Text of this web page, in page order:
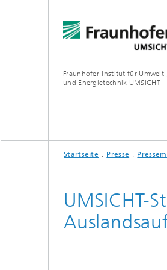
Fraunhofer-Institut für
und Energietechnik UMSICHT
ÜBER UNS
CIRCULAR ECONOMY
CARBON
GREEN HYDROGEN
LOCAL ENERGY
Startseite Presse
UMSICHT-